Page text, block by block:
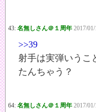
43: 名無しさん＠１周年 2017/
>>39
射手は実弾いうこ
たんちゃう？
64: 名無しさん＠１周年 2017/